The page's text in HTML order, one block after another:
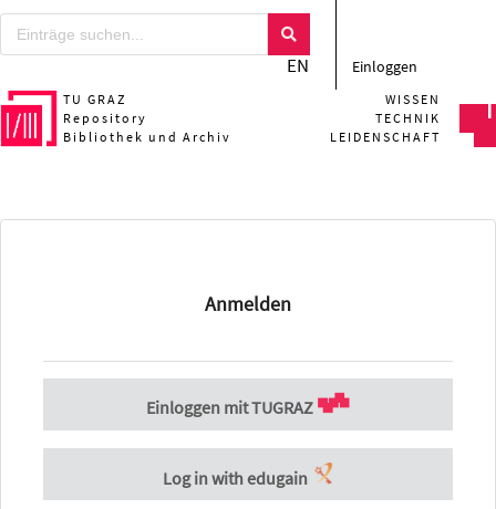
EN Einloggen
TU GRAZ
Repository
Bibliothek und Archiv
WISSEN
TECHNIK
LEIDENSCHAFT
Anmelden
Einloggen mit TUGRAZ
Log in with edugain